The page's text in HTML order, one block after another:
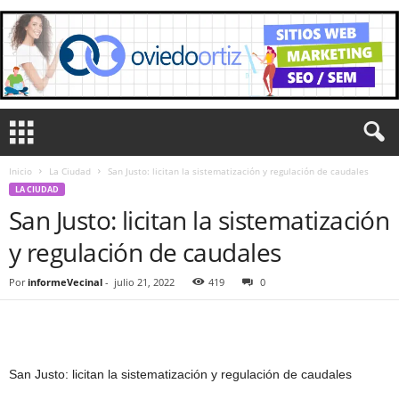
Inicio La Ciudad San Justo: licitan la sistematización y regulación de caudales
LA CIUDAD
San Justo: licitan la sistematización
y regulación de caudales
Por informeVecinal - julio 21, 2022 419 0
San Justo: licitan la sistematización y regulación de caudales